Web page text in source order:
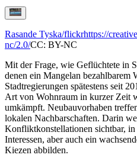
Rasande Tyska/flickrhttps://
nc/2.0/CC: BY-NC
Mit der Frage, wie Geflüchtete in
denen ein Mangelan bezahlbarem
Stadtregierungen spätestens seit
Art von Wohnraum in kurzer Zeit
umkämpft. Neubauvorhaben
lokalen Nachbarschaften. Darin
Konfliktkonstellationen sichtbar, in
Interessen, aber auch ein
Kiezen abbilden.